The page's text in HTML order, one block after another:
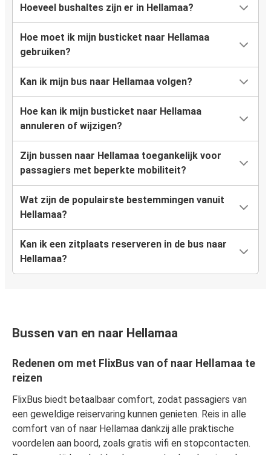
Hoeveel bushaltes zijn er in Hellamaa?
Hoe moet ik mijn busticket naar Hellamaa
gebruiken?
Kan ik mijn bus naar Hellamaa volgen?
Hoe kan ik mijn busticket naar Hellamaa
annuleren of wijzigen?
Zijn bussen naar Hellamaa toegankelijk voor
passagiers met beperkte mobiliteit?
Wat zijn de populairste bestemmingen vanuit
Hellamaa?
Kan ik een zitplaats reserveren in de bus naar
Hellamaa?
Bussen van en naar Hellamaa
Redenen om met FlixBus van of naar Hellamaa te
reizen
FlixBus biedt betaalbaar comfort, zodat passagiers van
een geweldige reiservaring kunnen genieten. Reis in alle
comfort van of naar Hellamaa dankzij alle praktische
voordelen aan boord, zoals gratis wifi en stopcontacten.